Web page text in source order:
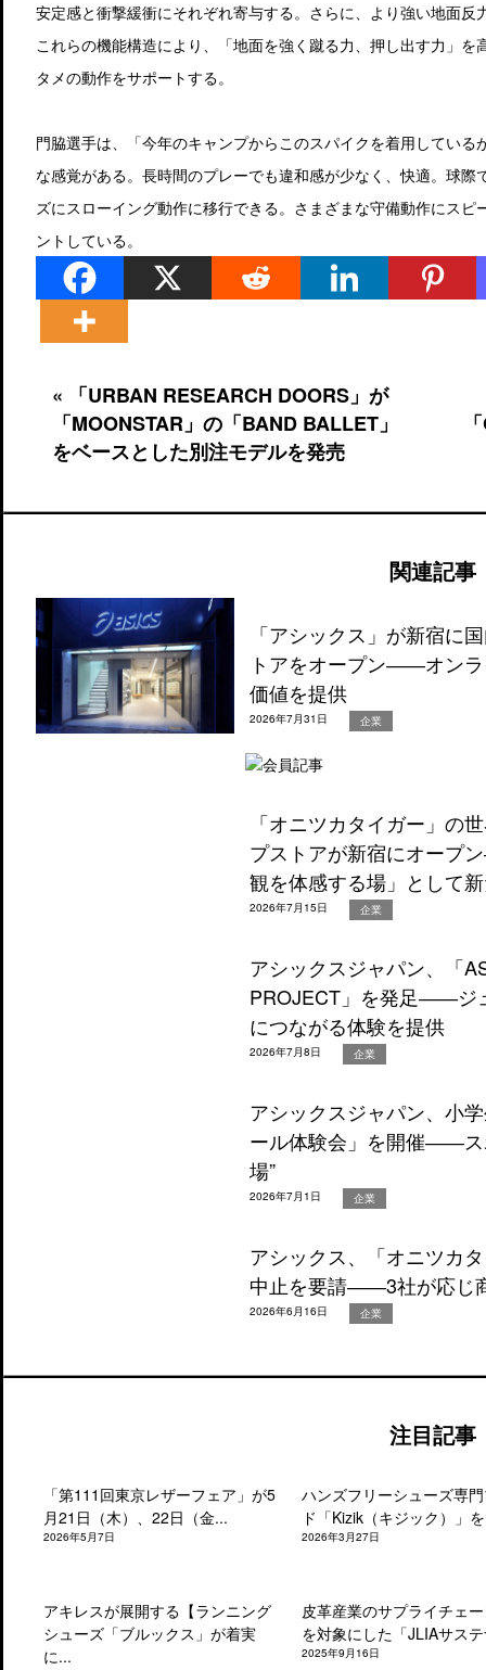
安定感と衝撃緩衝にそれぞれ寄与する。さらに、より強い地面
これらの機能構造により、「地面を強く蹴る力、押し出す力」
タメの動作をサポートする。
門脇選手は、「今年のキャンプからこのスパイクを着用してい
な感覚がある。長時間のプレーでも違和感が少なく、快適。球
ズにスローイング動作に移行できる。さまざまな守備動作にス
ントしている。
« 「URBAN RESEARCH DOORS」が
「MOONSTAR」の「BAND BALLET」
をベースとした別注モデルを発売
関連記事
「アシックス」が新宿に
トアをオープン――オン
価値を提供
2026年7月31日 企業
「オニツカタイガー」の
プストアが新宿にオープ
観を体感する場」として
2026年7月15日 企業
アシックスジャパン、「
PROJECT」を発足――ジ
につながる体験を提供
2026年7月8日 企業
アシックスジャパン、小
ール体験会」を開催――ス
場”
2026年7月1日 企業
アシックス、「オニツカ
中止を要請――3社が応じ
2026年6月16日 企業
注目記事
「第111回東京レザーフェア」が5
月21日（木）、22日（金...
2026年5月7日
ハンズフリーシューズ専
ド「Kizik（キジック）」
2026年3月27日
アキレスが展開する【ランニング
シューズ「ブルックス」が着実
に...
皮革産業のサプライチェ
を対象にした「JLIAサス
2025年9月16日